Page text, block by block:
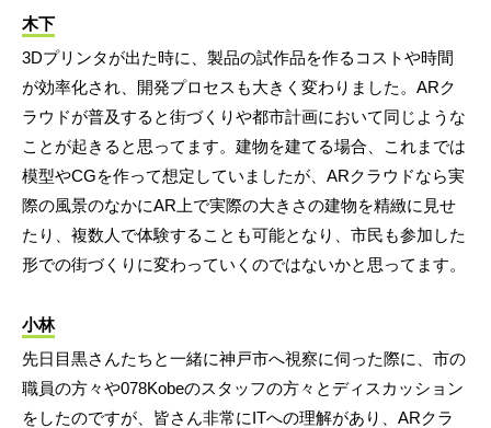
木下
3Dプリンタが出た時に、製品の試作品を作るコストや時間
が効率化され、開発プロセスも大きく変わりました。ARク
ラウドが普及すると街づくりや都市計画において同じような
ことが起きると思ってます。建物を建てる場合、これまでは
模型やCGを作って想定していましたが、ARクラウドなら実
際の風景のなかにAR上で実際の大きさの建物を精緻に見せ
たり、複数人で体験することも可能となり、市民も参加した
形での街づくりに変わっていくのではないかと思ってます。
小林
先日目黒さんたちと一緒に神戸市へ視察に伺った際に、市の
職員の方々や078Kobeのスタッフの方々とディスカッション
をしたのですが、皆さん非常にITへの理解があり、ARクラ